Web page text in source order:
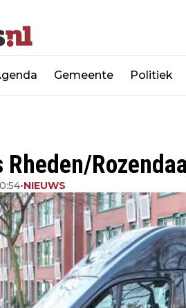
Gemeente Politiek
Rheden/
•NIEUWS